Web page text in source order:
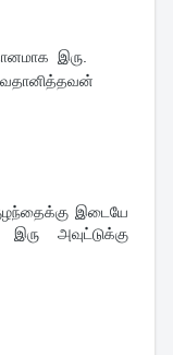
இரு.
இடையே
அவுட்டுக்கு